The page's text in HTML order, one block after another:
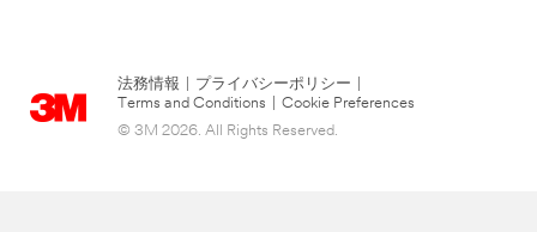
法務情報 プライバシーポリシー
Terms and Conditions
Cookie Preferences
© 3M 2026. All Rights Reserved.